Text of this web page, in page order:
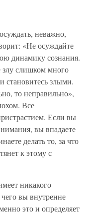
неважно,
«Не осуждайте
динамику сознания.
злу слишком много
становитесь злыми.
то неправильно»,
Все
Если вы
вы впадаете
делать то, за что
к этому с
никакого
вы внутренне
это и определяет